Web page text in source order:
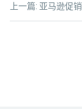
上一篇: 亚马逊促